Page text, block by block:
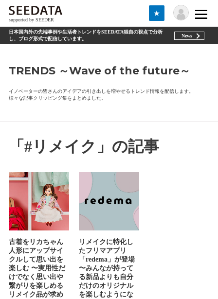
supported by SEEDER
★
日本国内外の先端事例や生活者トレンドをSEEDATA独自の視点で分析
し、ブログ形式で配信しています。
News
TRENDS ～Wave of the future～
イノベーターの皆さんのアイデアの引き出しを増やせるトレンド情報を配信します。
様々な記事クリッピング集をまとめました。
「#リメイク」の記事
古着をリカちゃん
人形にアップサイ
クルして思い出を
楽しむ 〜実用性だ
けでなく思い出や
繋がりを楽しめる
リメイク品が求め
リメイクに特化し
たフリマアプリ
「redema」が登場
〜みんなが持って
る新品よりも自分
だけのオリジナル
を楽しむようにな